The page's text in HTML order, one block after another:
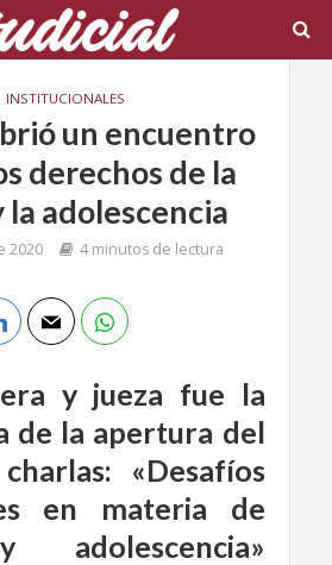
INSTITUCIONALES
un encuentro
derechos de la
la adolescencia
2020 4 minutos de lectura
y jueza fue la
de la apertura del
«Desafíos
en materia de